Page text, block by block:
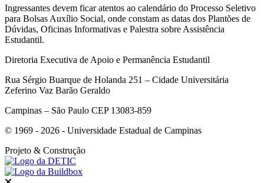
Ingressantes devem ficar atentos ao calendário do Processo Seletivo
para Bolsas Auxílio Social, onde constam as datas dos Plantões de
Dúvidas, Oficinas Informativas e Palestra sobre Assistência
Estudantil.
Diretoria Executiva de Apoio e Permanência Estudantil
Rua Sérgio Buarque de Holanda 251 – Cidade Universitária
Zeferino Vaz Barão Geraldo
Campinas – São Paulo CEP 13083-859
© 1969 - 2026 - Universidade Estadual de Campinas
Projeto & Construção